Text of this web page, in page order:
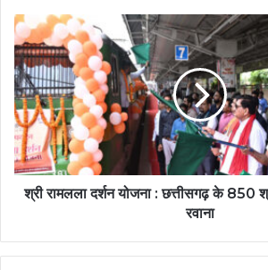
श्री रामलला दर्शन योजना : छत्तीसगढ़ के 850
रवाना